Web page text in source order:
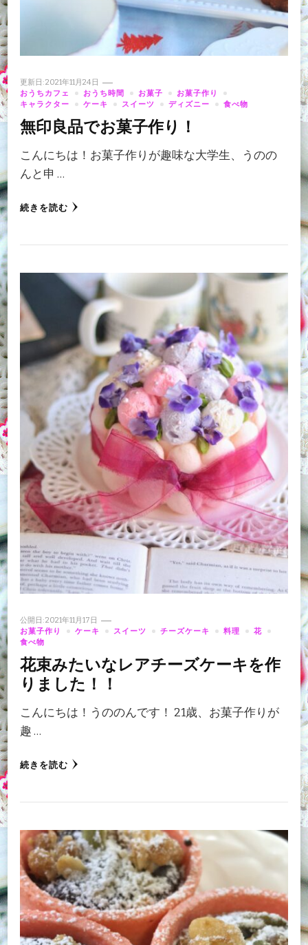
更新日:2021年11月24日
おうちカフェ
おうち時間 お菓子
お菓子作り
キャラクター
ケーキ スイーツ ディズニー 食べ物
無印良品でお菓子作り！
こんにちは！お菓子作りが趣味な大学生、うのの
んと申 …
続きを読む
公開日:2021年11月17日
お菓子作り
ケーキ スイーツ チーズケーキ 料理
花
食べ物
花束みたいなレアチーズケーキを作
りました！！
こんにちは！うののんです！ 21歳、お菓子作りが
趣 …
続きを読む